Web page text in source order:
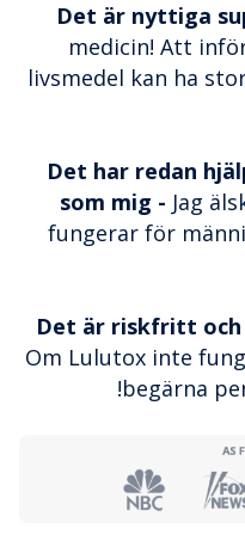
medicin! Att
livsmedel kan ha
✅ Det har redan
som mig - Jag
fungerar för
Om Lulutox inte
begärna